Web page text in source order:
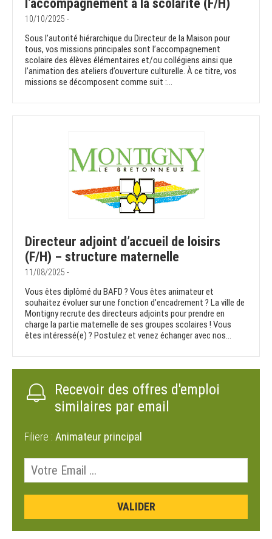
l’accompagnement à la scolarité (F/H)
10/10/2025 -
Sous l’autorité hiérarchique du Directeur de la Maison pour
tous, vos missions principales sont l’accompagnement
scolaire des élèves élémentaires et/ou collégiens ainsi que
l’animation des ateliers d’ouverture culturelle. À ce titre, vos
missions se décomposent comme suit :...
Directeur adjoint d’accueil de loisirs
(F/H) – structure maternelle
11/08/2025 -
Vous êtes diplômé du BAFD ? Vous êtes animateur et
souhaitez évoluer sur une fonction d’encadrement ? La ville de
Montigny recrute des directeurs adjoints pour prendre en
charge la partie maternelle de ses groupes scolaires ! Vous
êtes intéressé(e) ? Postulez et venez échanger avec nos...
Recevoir des offres d'emploi
similaires par email
Filiere : Animateur principal